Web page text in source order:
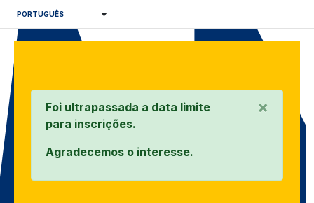
×
Foi ultrapassada a data limite
para inscrições.
Agradecemos o interesse.